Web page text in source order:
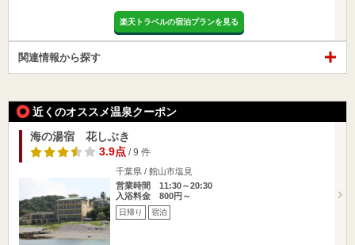
楽天トラベルの宿泊プランを見る
関連情報から探す
近くのオススメ温泉クーポン
海の湯宿 花しぶき
3.9点/ 9 件
千葉県 / 館山市塩見
営業時間 11:30～20:30
入浴料金 800円～
日帰り 宿泊